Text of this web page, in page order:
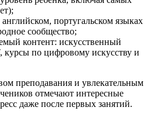
португальском языках
сообщество;
контент: искусственный
курсы по цифровому искусству и
преподавания и увлекательным
отмечают интересные
даже после первых занятий.